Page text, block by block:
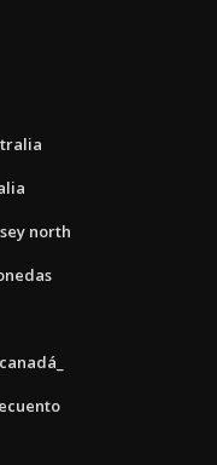
north